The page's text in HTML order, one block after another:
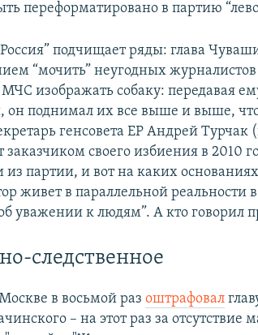
переформатировано в партию
подчищает ряды: глава
“мочить” неугодных
изображать собаку: передавая
поднимал их все выше и выше,
генсовета ЕР Андрей Турчак
заказчиком своего избиения в 2010
партии, и вот на каких
живет в параллельной реальности
уважении к людям”. А кто говорил
следственное
в восьмой раз оштрафовал
– на этот раз за отсутствие